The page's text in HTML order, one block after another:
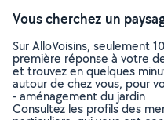
Vous cherchez un
Sur AlloVoisins, seulement
première réponse à votre
et trouvez en quelques
autour de chez vous, pour
- aménagement du jardin
Consultez les profils des